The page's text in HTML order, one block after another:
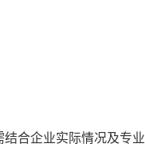
合企业实际情况及专业